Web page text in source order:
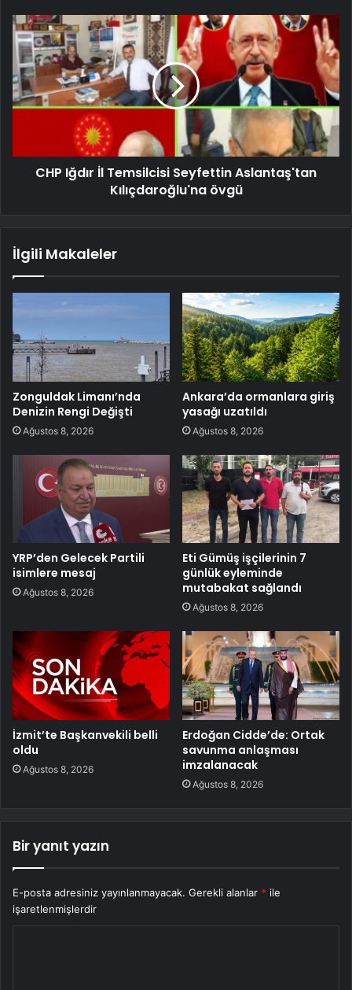
CHP Iğdır İl Temsilcisi Seyfettin Aslantaş'tan
Kılıçdaroğlu'na övgü
İlgili Makaleler
Zonguldak Limanı’nda
Denizin Rengi Değişti
Ağustos 8, 2026
Ankara’da ormanlara giriş
yasağı uzatıldı
Ağustos 8, 2026
YRP’den Gelecek Partili
isimlere mesaj
Ağustos 8, 2026
Eti Gümüş işçilerinin 7
günlük eyleminde
mutabakat sağlandı
Ağustos 8, 2026
İzmit’te Başkanvekili belli
oldu
Ağustos 8, 2026
Erdoğan Cidde’de: Ortak
savunma anlaşması
imzalanacak
Ağustos 8, 2026
Bir yanıt yazın
E-posta adresiniz yayınlanmayacak. Gerekli alanlar * ile
işaretlenmişlerdir